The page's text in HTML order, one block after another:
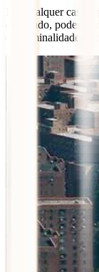
Em qualquer caso
detalhado, podes
de criminalidade de